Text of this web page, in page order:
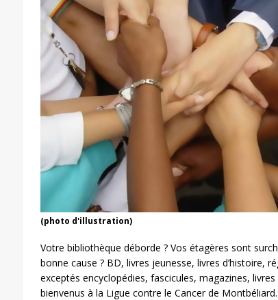
(photo d'illustration)
Votre bibliothèque déborde ? Vos étagères sont
bonne cause ? BD, livres jeunesse, livres d’histoire,
exceptés encyclopédies, fascicules, magazines,
bienvenus à la Ligue contre le Cancer de